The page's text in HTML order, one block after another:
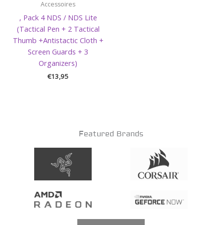
Accessoires
, Pack 4 NDS / NDS Lite
(Tactical Pen + 2 Tactical
Thumb +Antistactic Cloth +
Screen Guards + 3
Organizers)
€13,95
Featured Brands